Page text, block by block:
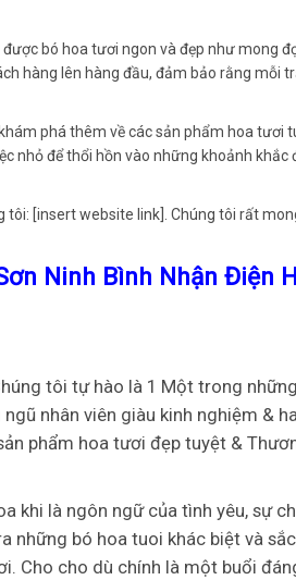
bó hoa tươi ngon và đẹp như mong
hàng lên hàng đầu, đảm bảo rằng mỗi
phá thêm về các sản phẩm hoa tươi
nhỏ để thổi hồn vào những khoảnh khắc
[insert website link]. Chúng tôi rất
Ninh Bình Nhận Điện
tôi tự hào là 1 Một trong
nhân viên giàu kinh nghiệm &
phẩm hoa tươi đẹp tuyệt &
khi là ngôn ngữ của tình yêu, sự
những bó hoa tuoi khác biệt và
Cho cho dù chính là một buổi